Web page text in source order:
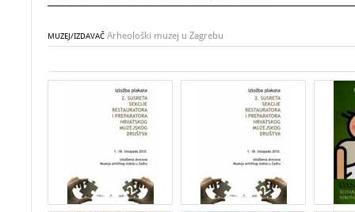
MUZEJ/IZDAVAČ Arheološki muzej u Zagrebu